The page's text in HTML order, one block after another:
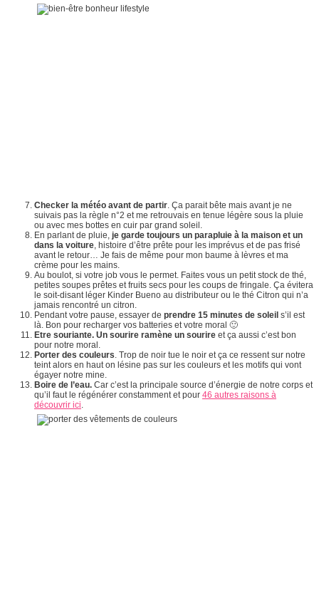
Checker la météo avant de partir . Ça parait bête mais avant je ne
suivais pas la règle n°2 et me retrouvais en tenue légère sous la pluie
ou avec mes bottes en cuir par grand soleil.
En parlant de pluie, je garde toujours un parapluie à la maison et un
dans la voiture , histoire d’être prête pour les imprévus et de pas frisé
avant le retour… Je fais de même pour mon baume à lèvres et ma
crème pour les mains.
Au boulot, si votre job vous le permet. Faites vous un petit stock de thé,
petites soupes prêtes et fruits secs pour les coups de fringale. Ça évitera
le soit-disant léger Kinder Bueno au distributeur ou le thé Citron qui n’a
jamais rencontré un citron.
Pendant votre pause, essayer de prendre 15 minutes de soleil s’il est
là. Bon pour recharger vos batteries et votre moral 🙂
Etre souriante. Un sourire ramène un sourire et ça aussi c’est bon
pour notre moral.
Porter des couleurs . Trop de noir tue le noir et ça ce ressent sur notre
teint alors en haut on lésine pas sur les couleurs et les motifs qui vont
égayer notre mine.
Boire de l’eau. Car c’est la principale source d’énergie de notre corps et
qu’il faut le régénérer constamment et pour 46 autres raisons à
découvrir ici